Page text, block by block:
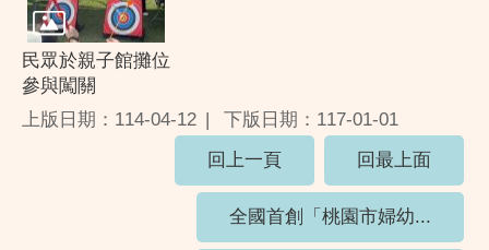
民眾於親子館攤位
參與闖關
上版日期：114-04-12
下版日期：117-01-01
回上一頁
回最上面
全國首創「桃園市婦幼...